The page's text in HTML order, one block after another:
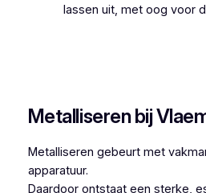
lassen uit, met oog voor
Metalliseren bij
Metalliseren gebeurt met
apparatuur.
Daardoor ontstaat een sterke,